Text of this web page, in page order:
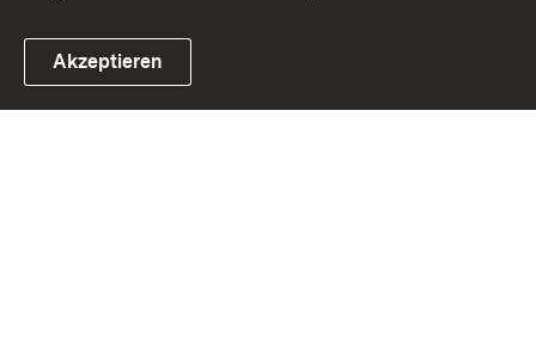
Link zum Landesportal
Akzeptieren